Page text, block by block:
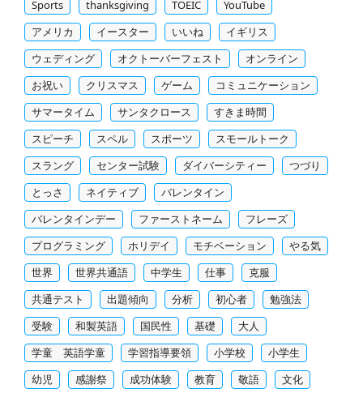
Sports thanksgiving TOEIC
YouTube
アメリカ
イースター いいね
イギリス
ウェディング
オクトーバーフェスト
オンライン
お祝い
クリスマス ゲーム
コミュニケーション
サマータイム
サンタクロース
すきま時間
スピーチ
スペル スポーツ
スモールトーク
スラング
センター試験 ダイバーシティー
つづり
とっさ
ネイティブ
バレンタイン
バレンタインデー
ファーストネーム
フレーズ
プログラミング
ホリデイ モチベーション
やる気
世界
世界共通語 中学生 仕事
克服
共通テスト
出題傾向 分析 初心者
勉強法
受験
和製英語 国民性 基礎
大人
学童 英語学童
学習指導要領 小学校
小学生
幼児
感謝祭 成功体験 教育 敬語
文化